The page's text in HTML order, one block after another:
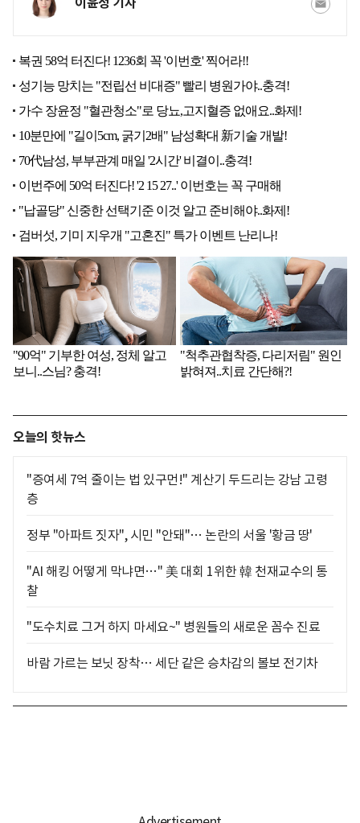
오늘의 핫뉴스
"증여세 7억 줄이는 법 있구먼!" 계산기 두드리는 강남 고령
층
정부 "아파트 짓자", 시민 "안돼"… 논란의 서울 '황금 땅'
"AI 해킹 어떻게 막냐면…" 美 대회 1위한 韓 천재교수의 통
찰
"도수치료 그거 하지 마세요~" 병원들의 새로운 꼼수 진료
바람 가르는 보닛 장착… 세단 같은 승차감의 볼보 전기차